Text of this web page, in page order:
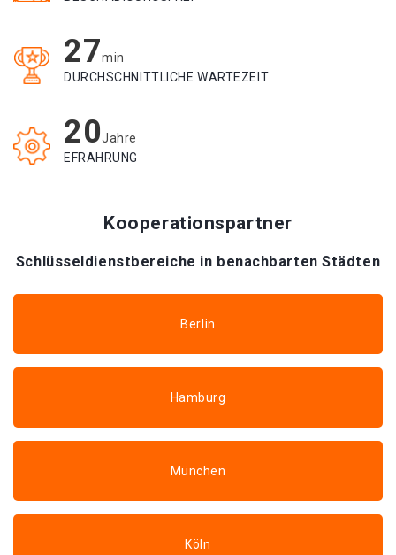
27min
DURCHSCHNITTLICHE WARTEZEIT
20Jahre
EFRAHRUNG
Kooperationspartner
Schlüsseldienstbereiche in benachbarten Städten
Berlin
Hamburg
München
Köln